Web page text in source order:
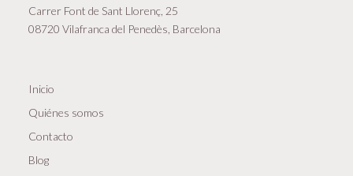
Carrer Font de Sant Llorenç, 25
08720 Vilafranca del Penedès, Barcelona
Inicio
Quiénes somos
Contacto
Blog